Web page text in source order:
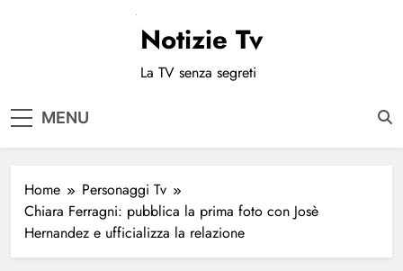
Notizie Tv
La TV senza segreti
MENU
Home
Personaggi Tv
Chiara Ferragni: pubblica la prima foto con Josè
Hernandez e ufficializza la relazione